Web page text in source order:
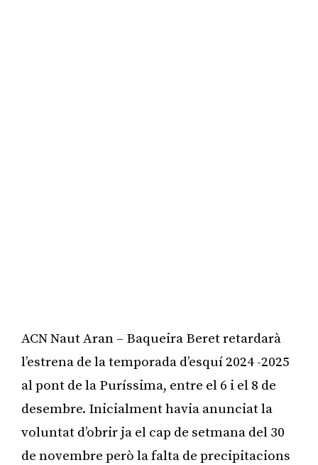
ACN Naut Aran – Baqueira Beret retardarà
l’estrena de la temporada d’esquí 2024 -2025
al pont de la Puríssima, entre el 6 i el 8 de
desembre. Inicialment havia anunciat la
voluntat d’obrir ja el cap de setmana del 30
de novembre però la falta de precipitacions